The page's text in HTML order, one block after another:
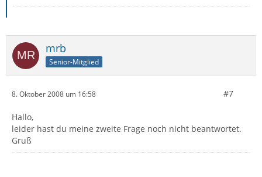
mrb
Senior-Mitglied
8. Oktober 2008 um 16:58 #7
Hallo,
leider hast du meine zweite Frage noch nicht beantwortet.
Gruß